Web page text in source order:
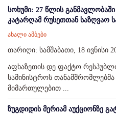
სოხუმი: 27 წლის
კატარღამ რუსეთთან საზღვაო
ახალი ამბები
თარიღი: სამშაბათი, 18 ივნისი
აფხაზეთის დე ფაქტო
სამინისტროს თანამშრომლებმა
მიმართულებით ...
ზუგდიდის მერიამ აუქციონზე